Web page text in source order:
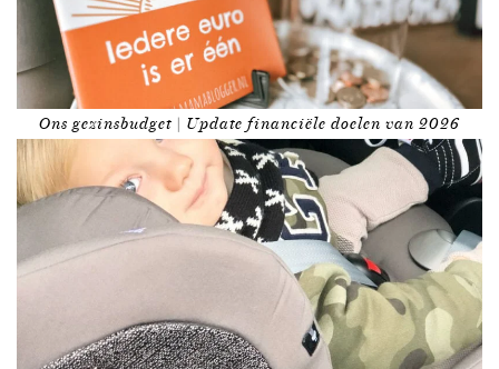
Ons gezinsbudget | Update financiële doelen van 2026